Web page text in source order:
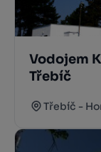
Vodojem
Třebíč
Třebíč -